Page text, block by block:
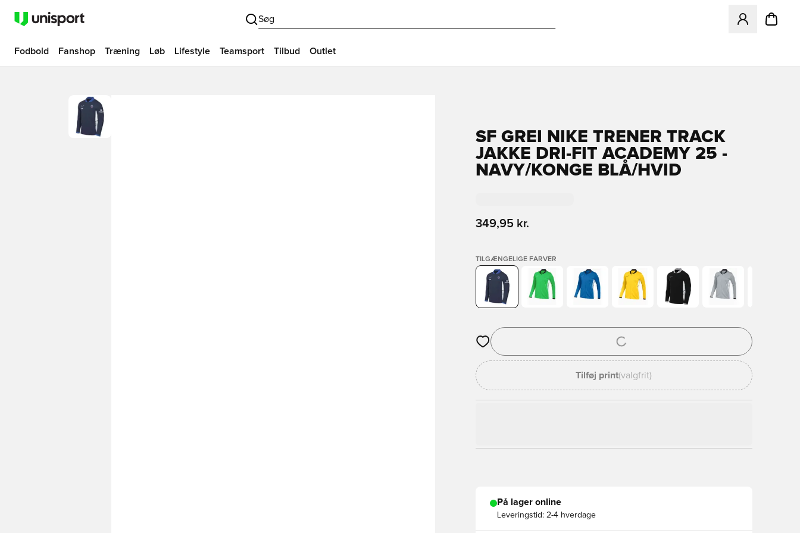
Søg
Åbner en
Fodbold Fanshop Træning Løb Lifestyle Teamsport Tilbud Outlet
SF GREI NIKE TRENER TRACK
JAKKE DRI-FIT ACADEMY 25 -
NAVY/KONGE BLÅ/HVID
349,95 kr.
TILGÆNGELIGE FARVER
Åbner en Modal til at logge ind eller tilmelde dig som medlem
Tilføj print(valgfrit)
På lager online
Leveringstid: 2-4 hverdage